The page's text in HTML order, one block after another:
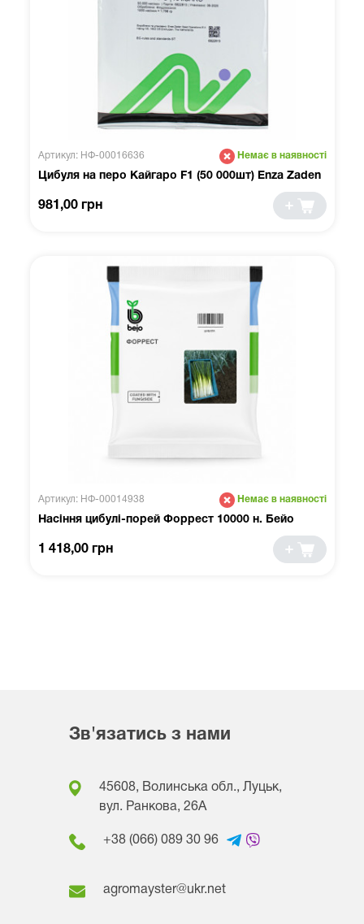
Артикул: НФ-00016636 Немає в наявності
Цибуля на перо Кайгаро F1 (50 000шт) Enza Zaden
981,00 грн
Артикул: НФ-00014938 Немає в наявності
Насіння цибулі-порей Форрест 10000 н. Бейо
1 418,00 грн
Зв'язатись з нами
45608, Волинська обл., Луцьк,
вул. Ранкова, 26A
+38 (066) 089 30 96
agromayster@ukr.net